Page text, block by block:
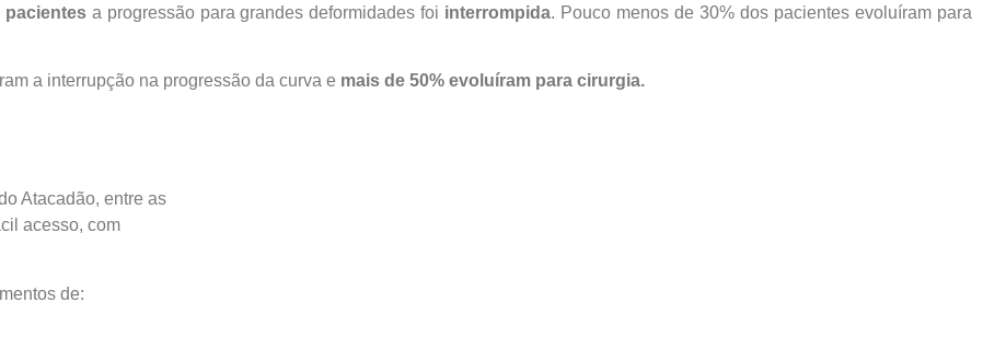
a progressão para grandes deformidades foi interrompida. Pouco menos de 30% dos pacientes evoluíram para
a interrupção na progressão da curva e mais de 50% evoluíram para cirurgia.
Atacadão, entre as
acesso, com
de: